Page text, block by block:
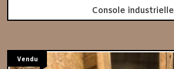
Console industrielle
Vendu